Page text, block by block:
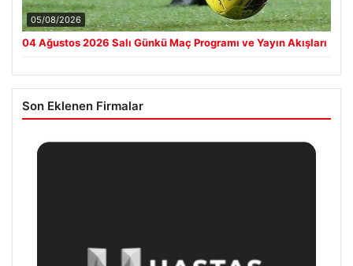
05/08/2026
04 Ağustos 2026 Salı Günkü Maç Programı ve Yayın Akışları
Son Eklenen Firmalar